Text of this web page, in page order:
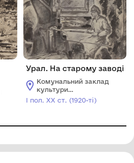
Урал. На старому заводі
Комунальний заклад
культури
«Миколаївський
обласний художній
І пол. ХХ ст. (1920-ті)